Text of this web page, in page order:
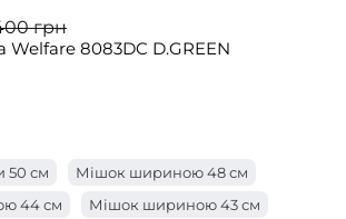
грн
Welfare 8083DC D.GREEN
50 см
Мішок шириною 48 см
44 см
Мішок шириною 43 см